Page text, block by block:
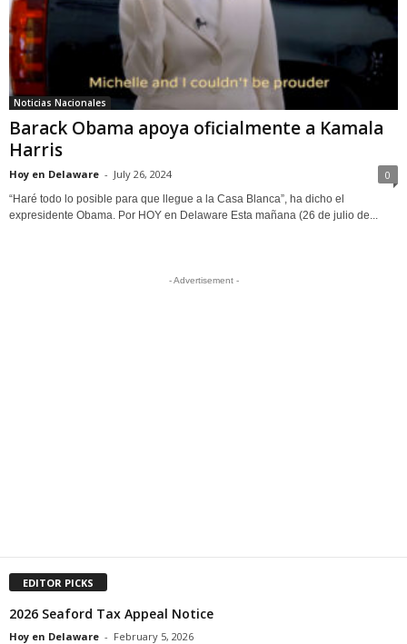
Noticias Nacionales
Barack Obama apoya oficialmente a Kamala
Harris
Hoy en Delaware - July 26, 2024 0
“Haré todo lo posible para que llegue a la Casa Blanca”, ha dicho el
expresidente Obama. Por HOY en Delaware Esta mañana (26 de julio de...
- Advertisement -
EDITOR PICKS
2026 Seaford Tax Appeal Notice
Hoy en Delaware - February 5, 2026